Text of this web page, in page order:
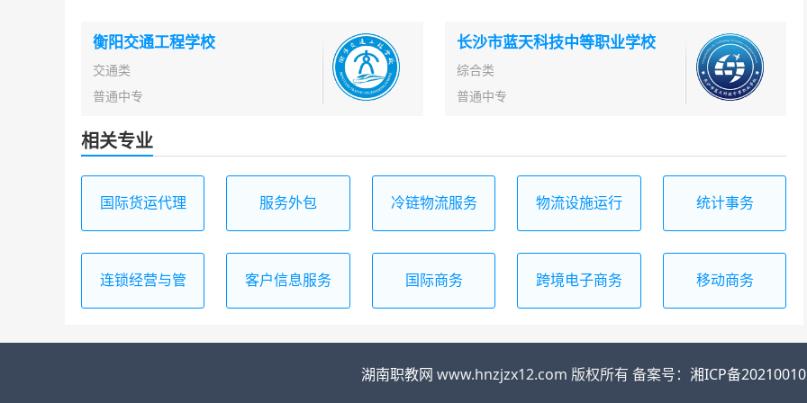
衡阳交通工程学校
交通类
普通中专
长沙市蓝天科技中等职业学校
综合类
普通中专
相关专业
国际货运代理 服务外包
冷链物流服务
物流设施运行
统计事务
连锁经营与管
客户信息服务 国际商务 跨境电子商务 移动商务
湖南职教网 www.hnzjzx12.com 版权所有 备案号： 湘ICP备